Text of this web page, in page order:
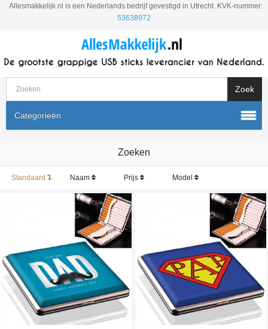
Allesmakkelijk.nl is een Nederlands bedrijf gevestigd in Utrecht. KVK-nummer:
53638972
Categorieën
Zoeken
Standaard Naam Prijs Model